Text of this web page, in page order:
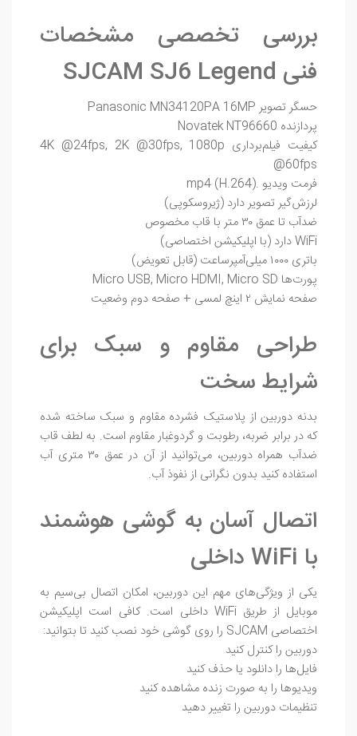
بررسی تخصصی مشخصات
فنی SJCAM SJ6 Legend
حسگر تصویر Panasonic MN34120PA 16MP
پردازنده Novatek NT96660
کیفیت فیلم‌برداری 4K @24fps, 2K @30fps, 1080p
@60fps
فرمت ویدیو .mp4 (H.264)
لرزش‌گیر تصویر دارد (ژیروسکوپی)
ضدآب تا عمق ۳۰ متر با قاب مخصوص
WiFi دارد (با اپلیکیشن اختصاصی)
باتری ۱۰۰۰ میلی‌آمپرساعت (قابل تعویض)
پورت‌ها Micro USB, Micro HDMI, Micro SD
صفحه نمایش ۲ اینچ لمسی + صفحه دوم وضعیت
طراحی مقاوم و سبک برای
شرایط سخت
بدنه دوربین از پلاستیک فشرده مقاوم و سبک ساخته شده
که در برابر ضربه، رطوبت و گردوغبار مقاوم است. به لطف قاب
ضدآب همراه دوربین، می‌توانید از آن در عمق ۳۰ متری آب
استفاده کنید بدون نگرانی از نفوذ آب.
اتصال آسان به گوشی هوشمند
با WiFi داخلی
یکی از ویژگی‌های مهم این دوربین، امکان اتصال بی‌سیم به
موبایل از طریق WiFi داخلی است. کافی است اپلیکیشن
اختصاصی SJCAM را روی گوشی خود نصب کنید تا بتوانید:
دوربین را کنترل کنید
فایل‌ها را دانلود یا حذف کنید
ویدیوها را به صورت زنده مشاهده کنید
تنظیمات دوربین را تغییر دهید